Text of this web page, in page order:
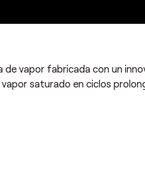
de vapor fabricada con un
saturado en ciclos